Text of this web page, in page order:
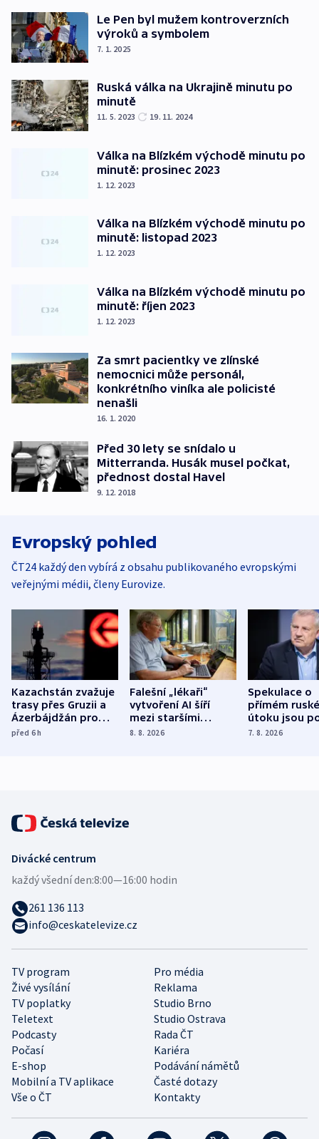
Le Pen byl mužem kontroverzních
výroků a symbolem
7. 1. 2025
Ruská válka na Ukrajině minutu po
minutě
11. 5. 2023 19. 11. 2024
Válka na Blízkém východě minutu po
minutě: prosinec 2023
1. 12. 2023
Válka na Blízkém východě minutu po
minutě: listopad 2023
1. 12. 2023
Válka na Blízkém východě minutu po
minutě: říjen 2023
1. 12. 2023
Za smrt pacientky ve zlínské
nemocnici může personál,
konkrétního viníka ale policisté
nenašli
16. 1. 2020
Před 30 lety se snídalo u
Mitterranda. Husák musel počkat,
přednost dostal Havel
9. 12. 2018
Evropský pohled
ČT24 každý den vybírá z obsahu publikovaného evropskými
veřejnými médii, členy Eurovize.
Kazachstán zvažuje
trasy přes Gruzii a
Ázerbájdžán pro
vývoz ropy do
před 6h
Falešní „lékaři“
vytvoření AI šíří
mezi staršími
Poláky nebezpečné
8. 8. 2026
Spekulace o
přímém
útoku jsou
míní
7. 8. 2026
TV program
Pro média
Živé vysílání
Reklama
TV poplatky
Studio Brno
Teletext
Studio Ostrava
Podcasty
Rada ČT
Počasí
Kariéra
E-shop
Podávání námětů
Mobilní a TV aplikace
Časté dotazy
Vše o ČT
Kontakty
Divácké centrum
každý všední den:8:00—16:00 hodin
261 136 113
info@ceskatelevize.cz